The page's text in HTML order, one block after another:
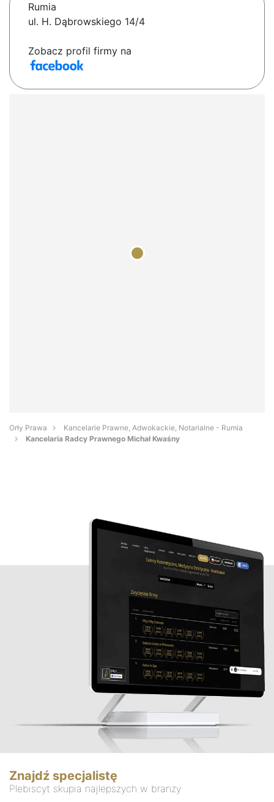
Rumia
ul. H. Dąbrowskiego 14/4
Zobacz profil firmy na
Orły Prawa
Kancelarie Prawne, Adwokackie, Notarialne - Rumia
Kancelaria Radcy Prawnego Michał Kwaśny
Znajdź specjalistę
Plebiscyt skupia najlepszych w branży